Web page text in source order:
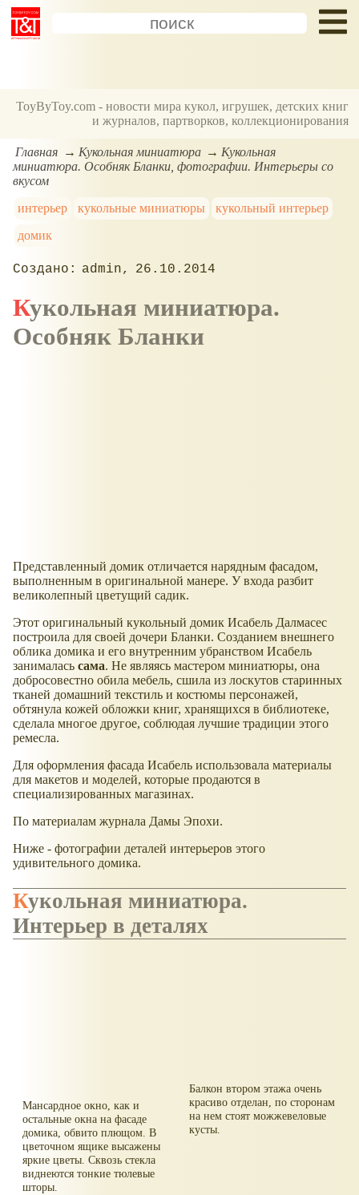
ToyByToy.com - новости мира кукол, игрушек, детских книг
и журналов, партворков, коллекционирования
Главная Кукольная миниатюра
Кукольная
миниатюра. Особняк Бланки, фотографии. Интерьеры со
вкусом
интерьер
кукольные миниатюры
кукольный интерьер
домик
admin 26.10.2014
Кукольная миниатюра.
Особняк Бланки
Представленный домик отличается нарядным фасадом,
выполненным в оригинальной манере. У входа разбит
великолепный цветущий садик.
Этот оригинальный кукольный домик Исабель Далмасес
построила для своей дочери Бланки. Созданием внешнего
облика домика и его внутренним убранством Исабель
занималась сама. Не являясь мастером миниатюры, она
добросовестно обила мебель, сшила из лоскутов старинных
тканей домашний текстиль и костюмы персонажей,
обтянула кожей обложки книг, хранящихся в библиотеке,
сделала многое другое, соблюдая лучшие традиции этого
ремесла.
Для оформления фасада Исабель использовала материалы
для макетов и моделей, которые продаются в
специализированных магазинах.
По материалам журнала Дамы Эпохи.
Ниже - фотографии деталей интерьеров этого
удивительного домика.
Кукольная миниатюра.
Интерьер в деталях
Мансардное окно, как и
остальные окна на фасаде
домика, обвито плющом. В
цветочном ящике высажены
яркие цветы. Сквозь стекла
виднеются тонкие тюлевые
шторы.
Балкон втором этажа очень
красиво отделан, по сторонам
на нем стоят можжевеловые
кусты.